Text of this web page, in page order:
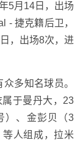
5月14日，出场
- 捷克籍后卫，
，出场8次，进
多知名球员。
于曼丹大，23
）、金彭贝（3
人组成，拉米